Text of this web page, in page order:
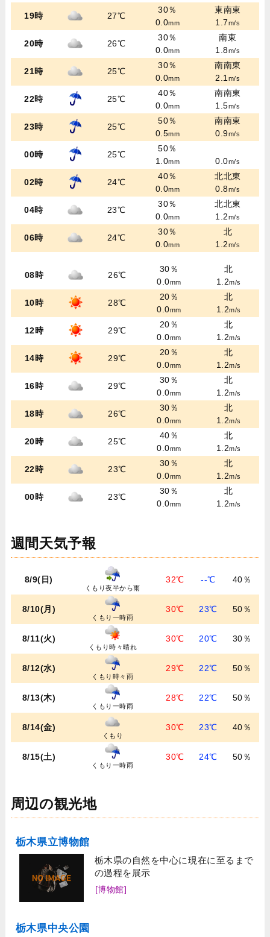
19時 27℃
30％
0.0mm
東南東
1.7m/s
20時 26℃
30％
0.0mm
南東
1.8m/s
21時 25℃
30％
0.0mm
南南東
2.1m/s
22時 25℃
40％
0.0mm
南南東
1.5m/s
23時 25℃
50％
0.5mm
南南東
0.9m/s
00時 25℃
50％
1.0mm 0.0m/s
02時 24℃
40％
0.0mm
北北東
0.8m/s
04時 23℃
30％
0.0mm
北北東
1.2m/s
06時 24℃
30％
0.0mm
北
1.2m/s
08時 26℃
30％
0.0mm
北
1.2m/s
10時 28℃
20％
0.0mm
北
1.2m/s
12時 29℃
20％
0.0mm
北
1.2m/s
14時 29℃
20％
0.0mm
北
1.2m/s
16時 29℃
30％
0.0mm
北
1.2m/s
18時 26℃
30％
0.0mm
北
1.2m/s
20時 25℃
40％
0.0mm
北
1.2m/s
22時 23℃
30％
0.0mm
北
1.2m/s
00時 23℃
30％
0.0mm
北
1.2m/s
週間天気予報
8/9(日)
くもり夜半から雨
32℃ --℃ 40％
8/10(月)
くもり一時雨
30℃ 23℃ 50％
8/11(火)
くもり時々晴れ
30℃ 20℃ 30％
8/12(水)
くもり時々雨
29℃ 22℃ 50％
8/13(木)
くもり一時雨
28℃ 22℃ 50％
8/14(金)
くもり
30℃ 23℃ 40％
8/15(土)
くもり一時雨
30℃ 24℃ 50％
周辺の観光地
栃木県立博物館
栃木県の自然を中心に現在に至るまで
の過程を展示
[博物館]
栃木県中央公園